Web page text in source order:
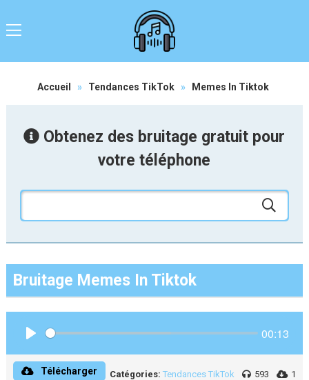
Accueil » Tendances TikTok » Memes In Tiktok
Obtenez des bruitage gratuit pour
votre téléphone
Bruitage Memes In Tiktok
00:13
Télécharger Catégories: Tendances TikTok 593 1